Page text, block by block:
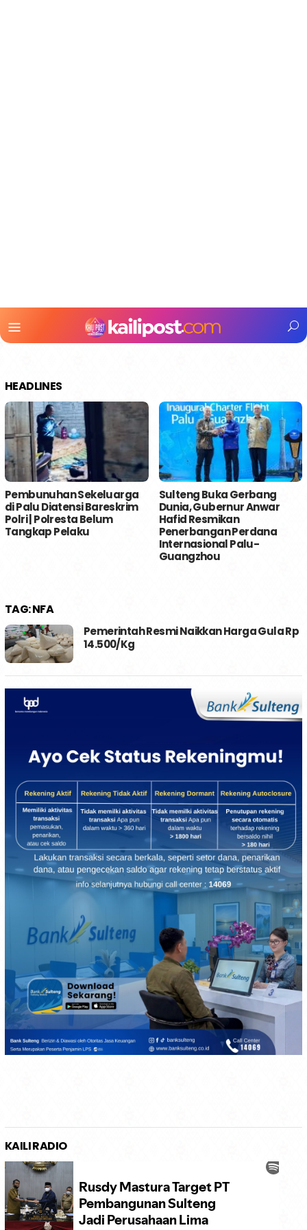
Mobile
HEADLINES
Pembunuhan Sekeluarga
di Palu Diatensi Bareskrim
Polri | Polresta Belum
Tangkap Pelaku
Sulteng Buka Gerbang
Dunia, Gubernur Anwar
Hafid Resmikan
Penerbangan Perdana
Internasional Palu-
Guangzhou
TAG:NFA
Pemerintah Resmi Naikkan Harga Gula Rp
14.500/Kg
KAILI RADIO